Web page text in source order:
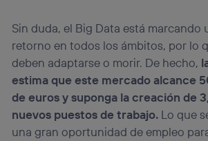
Sin duda, el Big Data está marcando
retorno en todos los ámbitos, por lo
deben adaptarse o morir. De hecho,
estima que este mercado alcance
de euros y suponga la creación de
nuevos puestos de trabajo. Lo que
una gran oportunidad de empleo